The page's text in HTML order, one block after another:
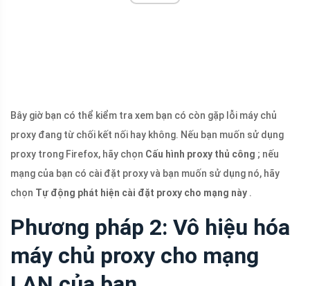
Bây giờ bạn có thể kiểm tra xem bạn có còn gặp lỗi máy chủ
proxy đang từ chối kết nối hay không. Nếu bạn muốn sử dụng
proxy trong Firefox, hãy chọn Cấu hình proxy thủ công ; nếu
mạng của bạn có cài đặt proxy và bạn muốn sử dụng nó, hãy
chọn Tự động phát hiện cài đặt proxy cho mạng này .
Phương pháp 2: Vô hiệu hóa
máy chủ proxy cho mạng